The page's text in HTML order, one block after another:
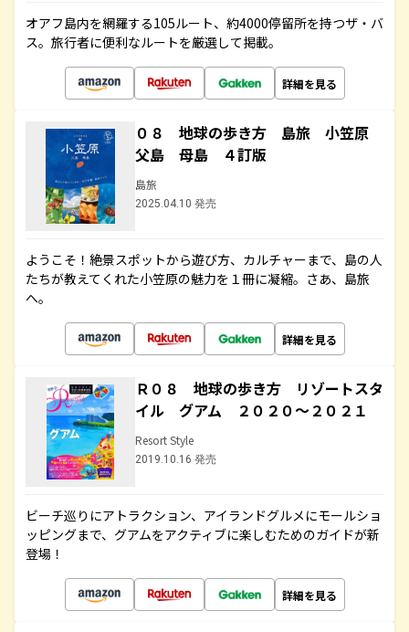
オアフ島内を網羅する105ルート、約4000停留所を持つザ・バ
ス。旅行者に便利なルートを厳選して掲載。
詳細を見る
０８ 地球の歩き方 島旅 小笠原
父島 母島 ４訂版
島旅
2025.04.10 発売
ようこそ！絶景スポットから遊び方、カルチャーまで、島の人
たちが教えてくれた小笠原の魅力を１冊に凝縮。さあ、島旅
へ。
詳細を見る
Ｒ０８ 地球の歩き方 リゾートスタ
イル グアム ２０２０～２０２１
Resort Style
2019.10.16 発売
ビーチ巡りにアトラクション、アイランドグルメにモールショ
ッピングまで、グアムをアクティブに楽しむためのガイドが新
登場！
詳細を見る